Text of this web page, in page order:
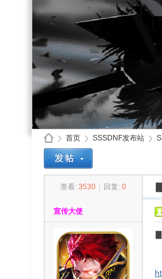
首页
›
SSSDNF发布站
查看: 3530 回复: 0
宣传大使